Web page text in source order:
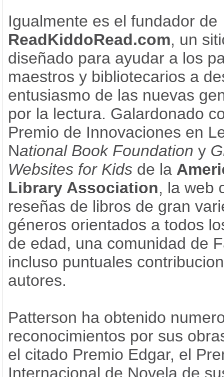
Igualmente es el fundador de
ReadKiddoRead.com, un
diseñado para ayudar a los
maestros y bibliotecarios a
entusiasmo de las nuevas
por la lectura. Galardonado
Premio de Innovaciones en
National Book Foundation y
Websites for Kids de la
Library Association, la web
reseñas de libros de gran
géneros orientados a todos
de edad, una comunidad de
incluso puntuales
autores.
Patterson ha obtenido
reconocimientos por sus
el citado Premio Edgar, el
Internacional de Novela de